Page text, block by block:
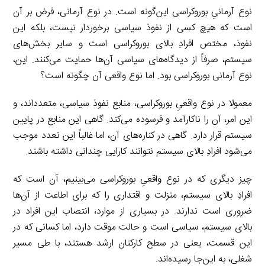
نوع آرمانیِ بوروکراسی این‌گونه است. در نوع آرمانی، فرض بر آن
است که هیچ کسی از نفوذ سیاسی برخوردار نیست، بلکه این
نفوذ، مختص افرادِ بالای بوروکراسی است و سایر بخش‌های
سیستم، صرفاً از دیدگاه‌های سیاسی آن‌ها حمایت می‌کنند. این،
نوع آرمانی بوروکراسی بود. اما نوع واقعی آن چگونه است؟
معمولا در نوع واقعیِ بوروکراسی، منابع نفوذ سیاسی، متعدداند، و
این امر، آن را ناکارآمد و فرسوده می‌کند. گاهی این منابع در پایین
سیستم قرار دارد. گاهی در کناره‌های آن، اما غالباً این تعدد موجب
می‌شود افرادِ بالای سیستم نتوانند کارایی چندانی داشته باشند.
چیز دیگری که در نوع واقعیِ بوروکراسی می‌بینیم، آن است که
افرادِ بالای سیستم، منزلت و اقتداری را که برای اطاعت از آن‌ها
ضروری است ندارند. در بسیاری از موارد، انتصاب این افراد در
بالای سیستم، سیاسی است و حالت موقت دارد، اما کسانی که در
این قسمت، یعنی در سطح کارکنان ارشد هستند، با طی مسیر
شغلی، به این‌جا رسیده‌اند.